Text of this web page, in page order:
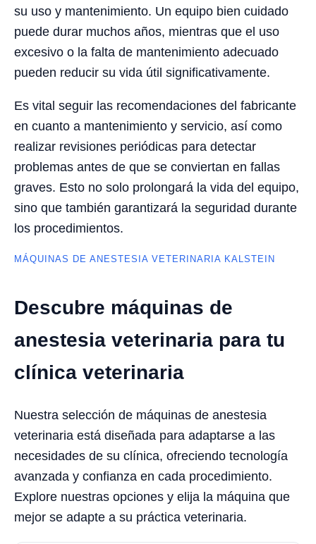
su uso y mantenimiento. Un equipo bien cuidado
puede durar muchos años, mientras que el uso
excesivo o la falta de mantenimiento adecuado
pueden reducir su vida útil significativamente.
Es vital seguir las recomendaciones del fabricante
en cuanto a mantenimiento y servicio, así como
realizar revisiones periódicas para detectar
problemas antes de que se conviertan en fallas
graves. Esto no solo prolongará la vida del equipo,
sino que también garantizará la seguridad durante
los procedimientos.
MÁQUINAS DE ANESTESIA VETERINARIA KALSTEIN
Descubre máquinas de
anestesia veterinaria para tu
clínica veterinaria
Nuestra selección de máquinas de anestesia
veterinaria está diseñada para adaptarse a las
necesidades de su clínica, ofreciendo tecnología
avanzada y confianza en cada procedimiento.
Explore nuestras opciones y elija la máquina que
mejor se adapte a su práctica veterinaria.